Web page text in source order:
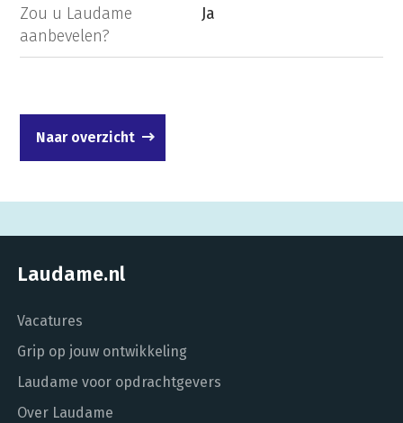
Zou u Laudame
aanbevelen?
Ja
Naar overzicht
Laudame.nl
Vacatures
Grip op jouw ontwikkeling
Laudame voor opdrachtgevers
Over Laudame